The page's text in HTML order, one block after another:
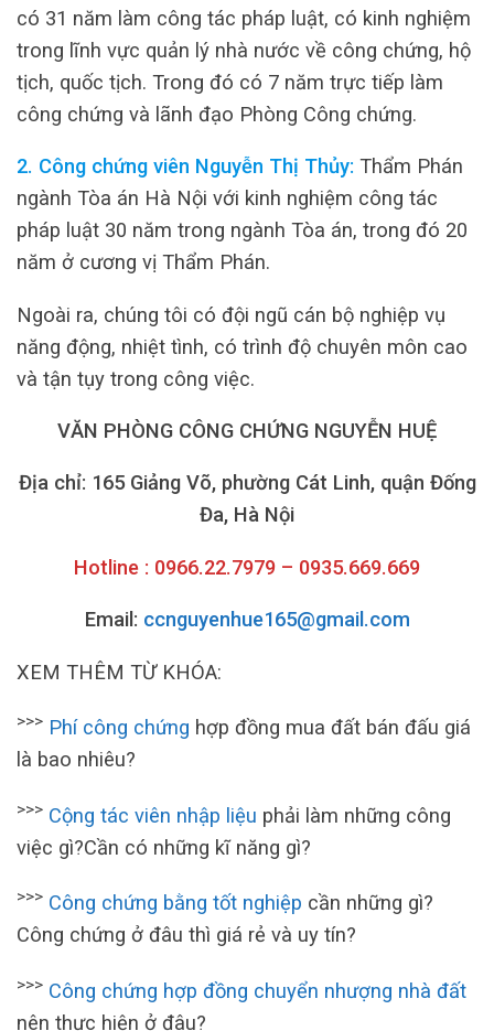
có 31 năm làm công tác pháp luật, có kinh nghiệm
trong lĩnh vực quản lý nhà nước về công chứng, hộ
tịch, quốc tịch. Trong đó có 7 năm trực tiếp làm
công chứng và lãnh đạo Phòng Công chứng.
2. Công chứng viên Nguyễn Thị Thủy: Thẩm Phán
ngành Tòa án Hà Nội với kinh nghiệm công tác
pháp luật 30 năm trong ngành Tòa án, trong đó 20
năm ở cương vị Thẩm Phán.
Ngoài ra, chúng tôi có đội ngũ cán bộ nghiệp vụ
năng động, nhiệt tình, có trình độ chuyên môn cao
và tận tụy trong công việc.
VĂN PHÒNG CÔNG CHỨNG NGUYỄN HUỆ
Địa chỉ: 165 Giảng Võ, phường Cát Linh, quận Đống
Đa, Hà Nội
Hotline : 0966.22.7979 – 0935.669.669
Email: ccnguyenhue165@gmail.com
XEM THÊM TỪ KHÓA:
>>> Phí công chứng hợp đồng mua đất bán đấu giá
là bao nhiêu?
>>> Cộng tác viên nhập liệu phải làm những công
việc gì?Cần có những kĩ năng gì?
>>> Công chứng bằng tốt nghiệp cần những gì?
Công chứng ở đâu thì giá rẻ và uy tín?
>>> Công chứng hợp đồng chuyển nhượng nhà đất
nên thực hiện ở đâu?